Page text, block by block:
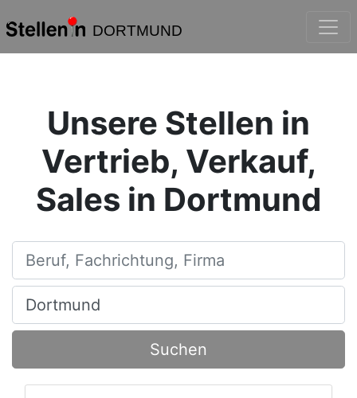
DORTMUND
Unsere Stellen in
Vertrieb, Verkauf,
Sales in Dortmund
Beruf, Fachrichtung, Firma
Ort, Stadt
Suchen